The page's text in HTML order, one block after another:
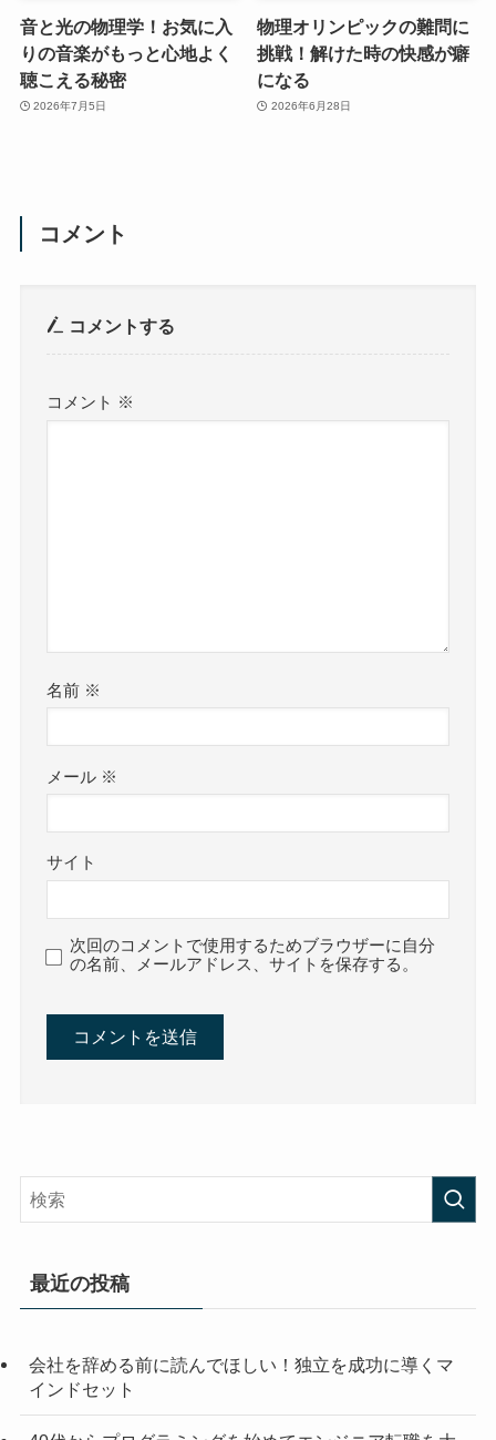
音と光の物理学！お気に入
りの音楽がもっと心地よく
聴こえる秘密
2026年7月5日
物理オリンピックの難問に
挑戦！解けた時の快感が癖
になる
2026年6月28日
コメント
コメントする
コメント ※
名前 ※
メール ※
サイト
次回のコメントで使用するためブラウザーに自分
の名前、メールアドレス、サイトを保存する。
最近の投稿
会社を辞める前に読んでほしい！独立を成功に導くマ
インドセット